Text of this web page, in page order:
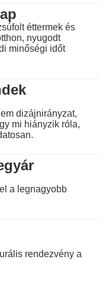
éttermek és
nyugodt
minőségi időt
dizájnirányzat,
mi hiányzik róla,
a legnagyobb
rendezvény a